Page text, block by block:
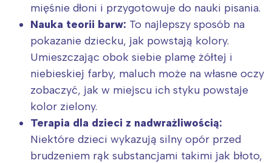
mięśnie dłoni i przygotowuje do nauki pisania.
Nauka teorii barw: To najlepszy sposób na
pokazanie dziecku, jak powstają kolory.
Umieszczając obok siebie plamę żółtej i
niebieskiej farby, maluch może na własne oczy
zobaczyć, jak w miejscu ich styku powstaje
kolor zielony.
Terapia dla dzieci z nadwrażliwością:
Niektóre dzieci wykazują silny opór przed
brudzeniem rąk substancjami takimi jak błoto,